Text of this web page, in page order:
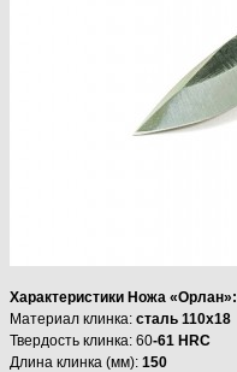
Характеристики Ножа «Орлан»:
Материал клинка: сталь 110х18
Твердость клинка: 60-61 HRC
Длина клинка (мм): 150